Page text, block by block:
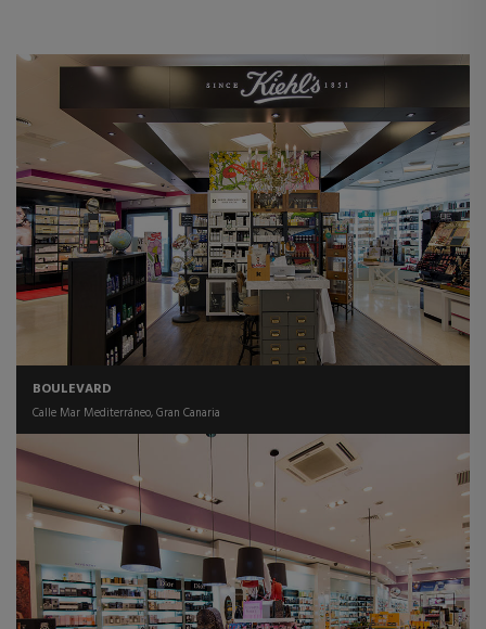
BOULEVARD
Calle Mar Mediterráneo, Gran Canaria